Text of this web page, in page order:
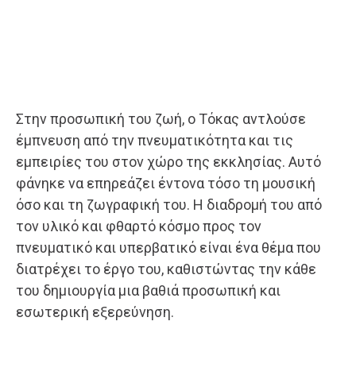
Στην προσωπική του ζωή, ο Τόκας αντλούσε
έμπνευση από την πνευματικότητα και τις
εμπειρίες του στον χώρο της εκκλησίας. Αυτό
φάνηκε να επηρεάζει έντονα τόσο τη μουσική
όσο και τη ζωγραφική του. Η διαδρομή του από
τον υλικό και φθαρτό κόσμο προς τον
πνευματικό και υπερβατικό είναι ένα θέμα που
διατρέχει το έργο του, καθιστώντας την κάθε
του δημιουργία μια βαθιά προσωπική και
εσωτερική εξερεύνηση.